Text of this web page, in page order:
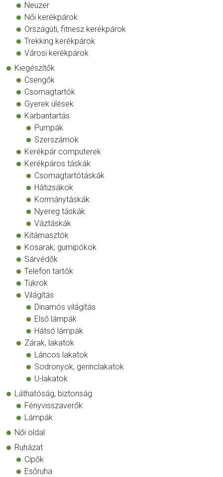
Neuzer
Női kerékpárok
Országúti, fitnesz kerékpárok
Trekking kerékpárok
Városi kerékpárok
Kiegészítők
Csengők
Csomagtartók
Gyerek ülések
Karbantartás
Pumpák
Szerszámok
Kerékpár computerek
Kerékpáros táskák
Csomagtartótáskák
Hátizsákok
Kormánytáskák
Nyereg táskák
Váztáskák
Kitámasztók
Kosarak, gumipókok
Sárvédők
Telefon tartók
Tükrök
Világítás
Dinamós világítás
Első lámpák
Hátsó lámpák
Zárak, lakatok
Láncos lakatok
Sodronyok, gerinclakatok
U-lakatok
Láthatóság, biztonság
Fényvisszaverők
Lámpák
Női oldal
Ruházat
Cipők
Esőruha